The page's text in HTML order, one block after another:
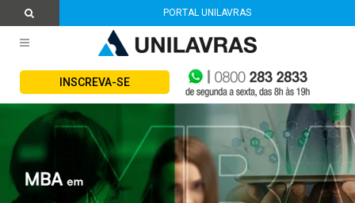
PORTAL UNILAVRAS
INSCREVA-SE